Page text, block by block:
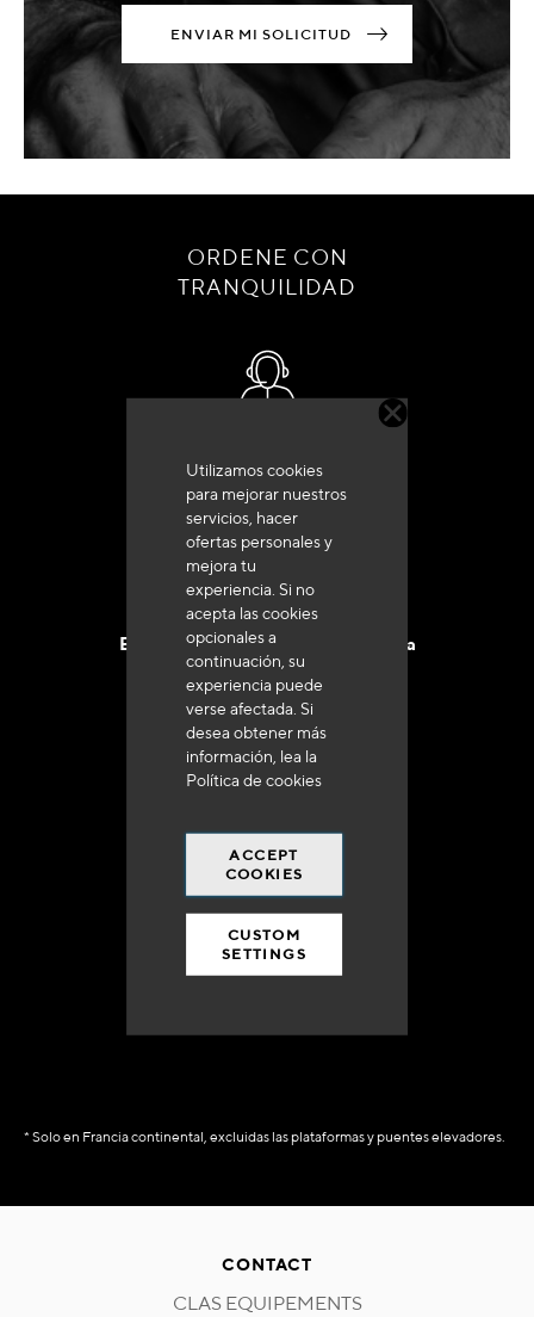
Utilizamos cookies
para mejorar nuestros
servicios, hacer
ofertas personales y
mejora tu
experiencia. Si no
acepta las cookies
opcionales a
continuación, su
experiencia puede
verse afectada. Si
desea obtener más
información, lea la
Política de cookies
ACCEPT
COOKIES
CUSTOM
SETTINGS
ENVIAR MI SOLICITUD
ORDENE CON
TRANQUILIDAD
+33 (0)4 79 72 62 22 Pulse 1
Entrega en 48 a 72 horas en Francia
a 250 euros*
* Solo en Francia continental, excluidas las plataformas y puentes elevadores.
CONTACT
CLAS EQUIPEMENTS